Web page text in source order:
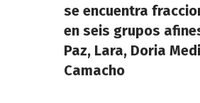
se encuentra
en seis grupos
Paz, Lara, Doria
Camacho